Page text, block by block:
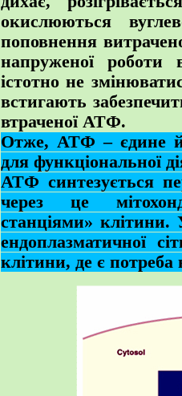
окислюються
поповнення
напруженої
істотно не
встигають
втраченої АТФ.
Отже, АТФ – єдине й
для функціональної
АТФ синтезується
через це
станціями»
ендоплазматичної
клітини, де є потреба